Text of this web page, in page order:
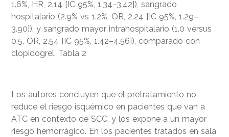
1.6%, HR, 2.14 [IC 95%, 1.34–3.42]), sangrado
hospitalario (2.9% vs 1.2%, OR, 2.24 [IC 95%, 1.29–
3.90]), y sangrado mayor intrahospitalario (1.0 versus
0.5, OR, 2.54 [IC 95%, 1.42–4.56]), comparado con
clopidogrel. Tabla 2
Los autores concluyen que el pretratamiento no
reduce el riesgo isquémico en pacientes que van a
ATC en contexto de SCC, y los expone a un mayor
riesgo hemorrágico. En los pacientes tratados en sala